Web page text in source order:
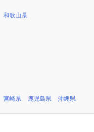
和歌山県
宮崎県 鹿児島県 沖縄県